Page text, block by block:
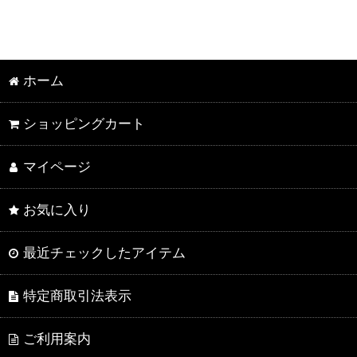
ホーム
ショッピングカート
マイページ
お気に入り
最近チェックしたアイテム
特定商取引法表示
ご利用案内